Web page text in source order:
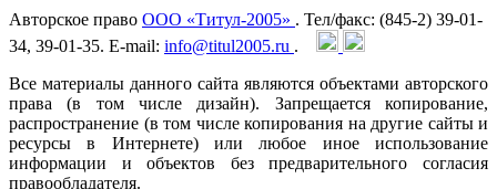
Авторское право ООО «Титул-2005» . Тел/факс: (845-2) 39-01-
34, 39-01-35. E-mail: info@titul2005.ru .
Все материалы данного сайта являются объектами авторского
права (в том числе дизайн). Запрещается копирование,
распространение (в том числе копирования на другие сайты и
ресурсы в Интернете) или любое иное использование
информации и объектов без предварительного согласия
правообладателя.